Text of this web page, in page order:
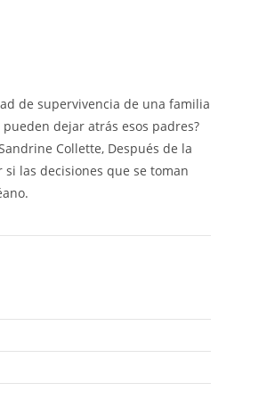
de supervivencia de una familia
dejar atrás esos padres?
Collette, Después de la
las decisiones que se toman